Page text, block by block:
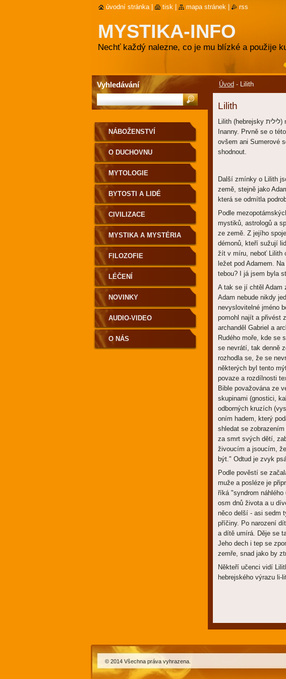
MYSTIKA-INFO
Nechť každý nalezne, co je mu blízké a použije
Úvod - Lilith
Lilith
Lilith (hebrejsky לילית) neboli Černá Luna byla služka sumerské bohyně nebes
Inanny. Prvně se o
ovšem ani Sumerové
shodnout.
Další zmínky o Lilith
země, stejně jako
která se odmítla
Podle
mystiků, astrologů a
ze země. Z jejího
démonů, kteří sužují
žít v míru, neboť Lilith
ležet pod Adamem.
tebou? I já jsem byla
A tak se jí chtěl Adam
Adam nebude nikdy
nevyslovitelné jméno
pomohl najít a přivést
archanděl Gabriel a
Rudého moře, kde se
se nevrátí, tak denně
rozhodla se, že se
některých byl tento
povaze a rozdílnosti
Bible považována ze
skupinami (gnostici,
odborných kruzích
oním hadem, který
shledat se
za smrt svých dětí,
živoucím a jsoucím,
být." Odtud je zvyk
Podle pověstí se
muže a posléze je
říká "syndrom
osm dnů života a u
něco delší - asi sedm
příčiny. Po narození
a dítě umírá. Děje se
Jeho dech i tep se
zemře, snad jako by
Někteří učenci vidí
hebrejského výrazu li-
NÁBOŽENSTVÍ
O DUCHOVNU
MYTOLOGIE
BYTOSTI A LIDÉ
CIVILIZACE
MYSTIKA A MYSTÉRIA
FILOZOFIE
LÉČENÍ
NOVINKY
AUDIO-VIDEO
O NÁS
Vyhledávání
úvodní stránka tisk mapa stránek rss
© 2014 Všechna práva vyhrazena.